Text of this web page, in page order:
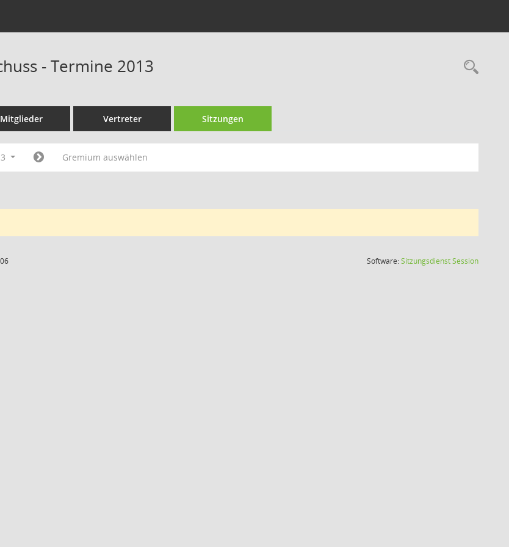
- Termine 2013
Mitglieder Vertreter Sitzungen
Gremium auswählen
Software:SitzungsdienstSession(Wird in